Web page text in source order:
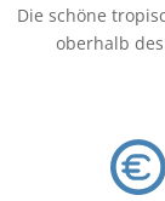
Die schöne
oberhalb